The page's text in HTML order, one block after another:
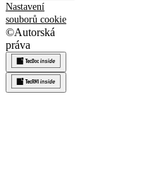
Nastavení
souborů cookie
©Autorská
práva